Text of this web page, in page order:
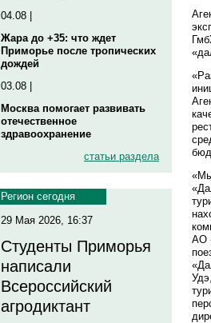
04.08 |
Жара до +35: что ждет
Приморье после тропических
дождей
03.08 |
Москва помогает развивать
отечественное
здравоохранение
статьи раздела
Регион сегодня
29 Мая 2026, 16:37
Студенты Приморья
написали
Всероссийский
агродиктант
АО